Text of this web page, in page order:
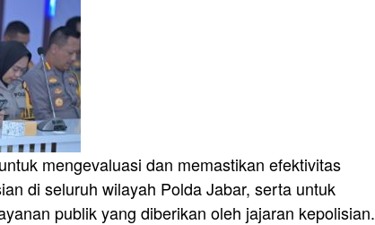
mengevaluasi dan memastikan efektivitas
di seluruh wilayah Polda Jabar, serta untuk
publik yang diberikan oleh jajaran kepolisian.